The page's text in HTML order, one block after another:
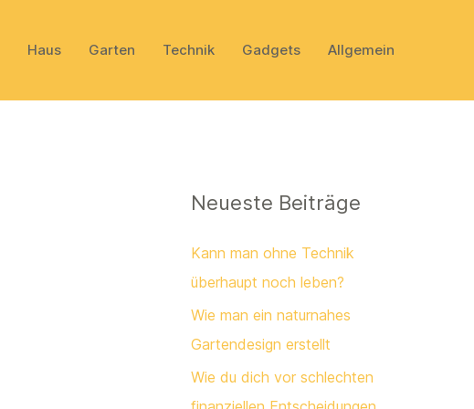
Haus Garten Technik Gadgets Allgemein
Neueste Beiträge
Kann man ohne Technik
überhaupt noch leben?
Wie man ein naturnahes
Gartendesign erstellt
Wie du dich vor schlechten